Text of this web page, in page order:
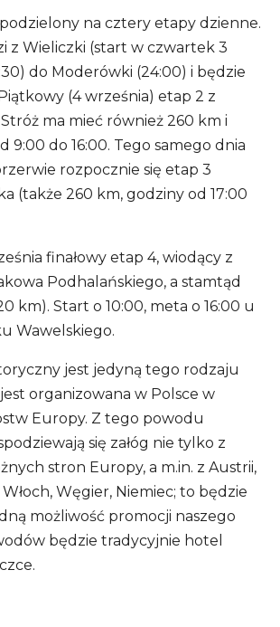
podzielony na cztery etapy dzienne.
z Wieliczki (start w czwartek 3
do Moderówki (24:00) i będzie
(4 września) etap 2 z
ma mieć również 260 km i
9:00 do 16:00. Tego samego dnia
rozpocznie się etap 3
(także 260 km, godziny od 17:00
finałowy etap 4, wiodący z
Podhalańskiego, a stamtąd
km). Start o 10:00, meta o 16:00 u
Wawelskiego.
jest jedyną tego rodzaju
organizowana w Polsce w
Europy. Z tego powodu
się załóg nie tylko z
stron Europy, a m.in. z Austrii,
Węgier, Niemiec; to będzie
możliwość promocji naszego
będzie tradycyjnie hotel